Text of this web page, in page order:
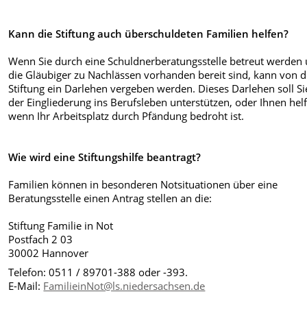
Kann die Stiftung auch überschuldeten Familien helfen?
Wenn Sie durch eine Schuldnerberatungsstelle betreut werden
die Gläubiger zu Nachlässen vorhanden bereit sind, kann von
Stiftung ein Darlehen vergeben werden. Dieses Darlehen soll
der Eingliederung ins Berufsleben unterstützen, oder Ihnen
wenn Ihr Arbeitsplatz durch Pfändung bedroht ist.
Wie wird eine Stiftungshilfe beantragt?
Familien können in besonderen Notsituationen über eine
Beratungsstelle einen Antrag stellen an die:
Stiftung Familie in Not
Postfach 2 03
30002 Hannover
Telefon: 0511 / 89701-388 oder -393.
E-Mail: FamilieinNot@ls.niedersachsen.de